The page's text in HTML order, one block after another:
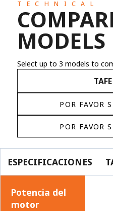
TECHNICAL
MODELS
Select up to 3 models to
ESPECIFICACIONES
Potencia del
motor